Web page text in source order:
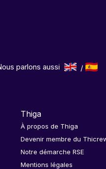
parlons aussi
Thiga
À propos de Thiga
Devenir membre du
Notre démarche RSE
Mentions légales